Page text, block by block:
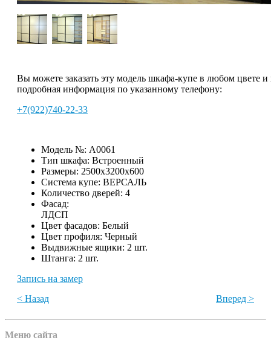
Вы можете заказать эту модель шкафа-купе в любом цвете
подробная информация по указанному телефону:
+7(922)740-22-33
Модель №: A0061
Тип шкафа: Встроенный
Размеры: 2500х3200х600
Система купе: ВЕРСАЛЬ
Количество дверей: 4
Фасад:
ЛДСП
Цвет фасадов: Белый
Цвет профиля: Черный
Выдвижные ящики: 2 шт.
Штанга: 2 шт.
Запись на замер
< Назад
Вперед >
Меню сайта